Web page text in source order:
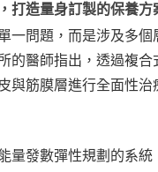
打造量身訂製的保養方
一問題，而是涉及多個
的醫師指出，透過複合
與筋膜層進行全面性治
量發數彈性規劃的系統